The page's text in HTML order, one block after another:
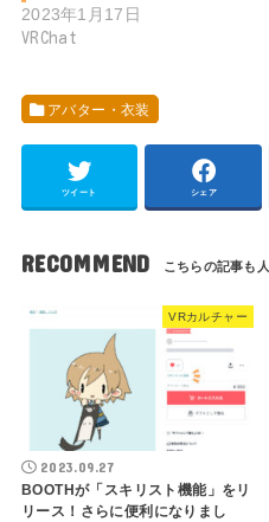
2023年1月17日
VRChat
アバター・衣装
ツイート シェア
RECOMMEND
VRカルチャー
2023.09.27
BOOTHが「スキリスト機能」をリ
リース！さらに便利になりまし